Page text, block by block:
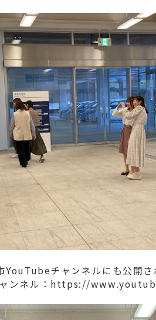
YouTubeチャンネルにも公開さ
ャンネル：https://